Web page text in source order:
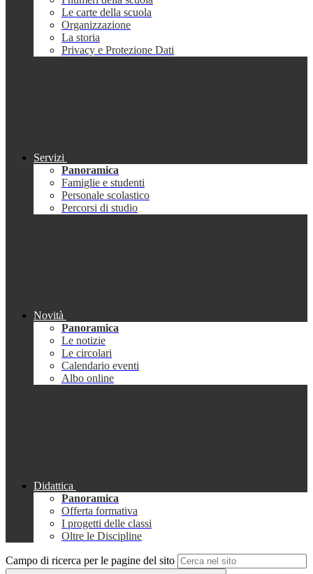
Le carte della scuola
Organizzazione
La storia
Privacy e Protezione Dati
Servizi
Panoramica
Famiglie e studenti
Personale scolastico
Percorsi di studio
Novità
Panoramica
Le notizie
Le circolari
Calendario eventi
Albo online
Didattica
Panoramica
Offerta formativa
I progetti delle classi
Oltre le Discipline
Campo di ricerca per le pagine del sito